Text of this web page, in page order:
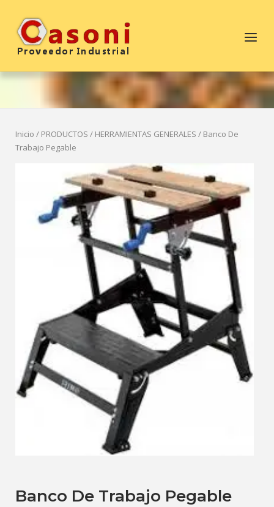
contenido
Inicio
Menú
Inicio / PRODUCTOS / HERRAMIENTAS GENERALES / Banco De
Trabajo Pegable
Banco De Trabajo Pegable